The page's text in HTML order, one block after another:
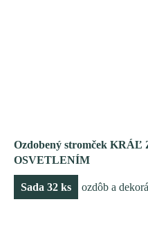
Ozdobený stromček KRÁĽ
OSVETLENÍM
Sada 32 ks ozdôb a